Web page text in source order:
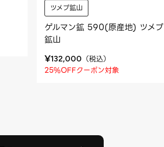
ツメブ鉱山
ゲルマン鉱 590(原産地) ツメブ
鉱山
¥132,000 （税込）
25%OFFクーポン対象